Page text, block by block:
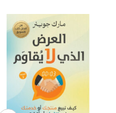
تذكر بياناتي